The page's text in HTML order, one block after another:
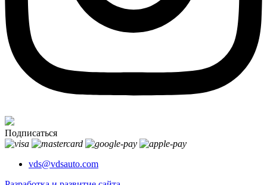
Подписаться
vds@vdsauto.com